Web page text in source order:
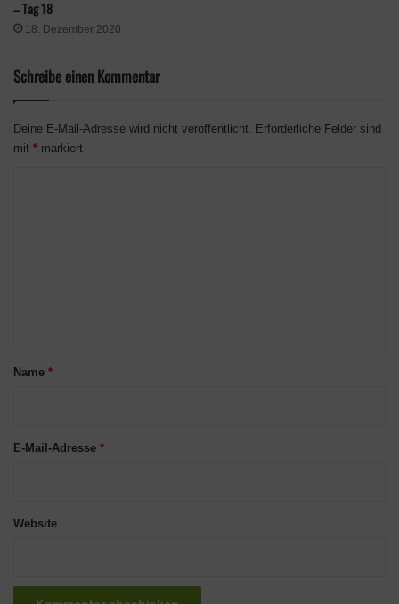
– Tag 18
18. Dezember 2020
Schreibe einen Kommentar
Deine E-Mail-Adresse wird nicht veröffentlicht. Erforderliche Felder sind
mit * markiert
aName *
E-Mail-Adresse *
Website